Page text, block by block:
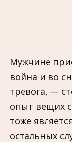
Мужчине
война и во
тревога, —
опыт вещих
тоже
остальных